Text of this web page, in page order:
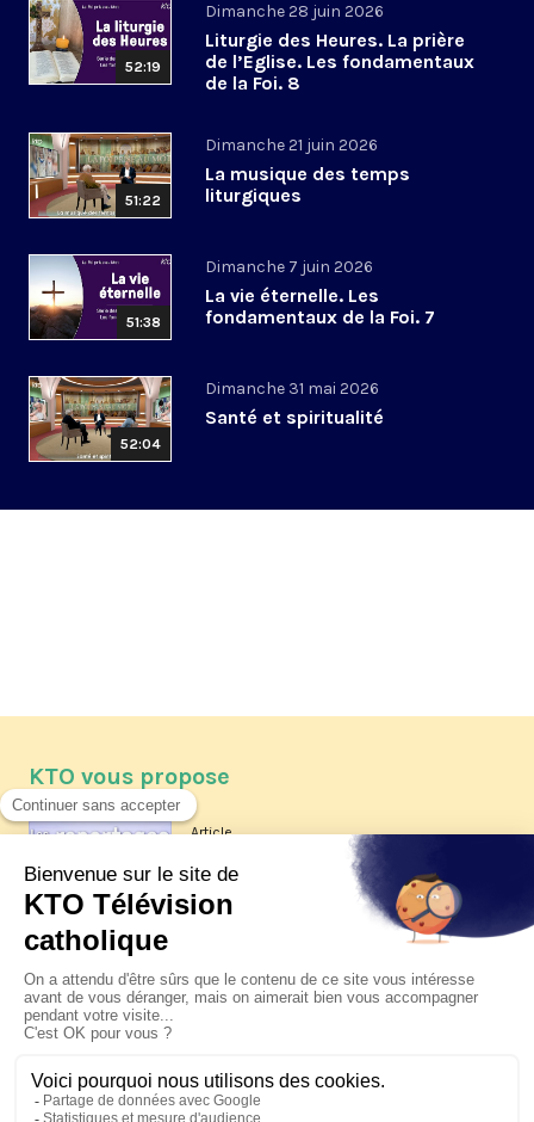
52:19
Dimanche 28 juin 2026
Liturgie des Heures. La prière
de l’Eglise. Les fondamentaux
de la Foi. 8
51:22
Dimanche 21 juin 2026
La musique des temps
liturgiques
51:38
Dimanche 7 juin 2026
La vie éternelle. Les
fondamentaux de la Foi. 7
52:04
Dimanche 31 mai 2026
Santé et spiritualité
KTO vous propose
Article
Les reportages d'été 2026 de KTO
La visite pastorale du pape Léon
XIV à Assise à suivre sur KTO le
jeudi 6 août
Le pape en Uruguay, Argentine et
Pérou du 6 au 17 novembre 2026